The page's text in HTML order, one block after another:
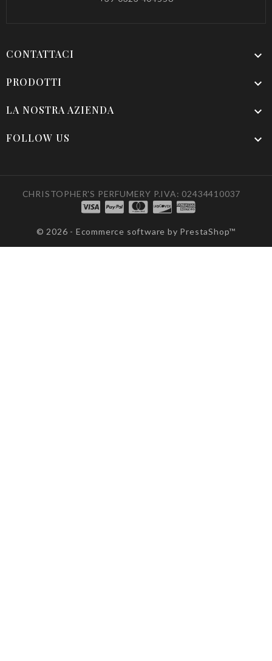
CONTATTACI 
PRODOTTI 
LA NOSTRA AZIENDA 
FOLLOW US 
CHRISTOPHER'S PERFUMERY P.IVA: 02434410037
© 2026 - Ecommerce software by PrestaShop™